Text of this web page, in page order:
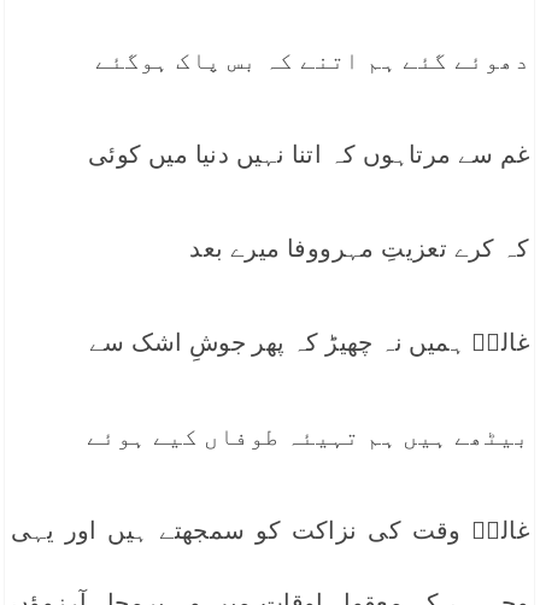
دھوئے گئے ہم اتنے کہ بس پاک ہوگئے
غم سے مرتاہوں کہ اتنا نہیں دنیا میں کوئی
کہ کرے تعزیتِ مہرووفا میرے بعد
غالبؔ ہمیں نہ چھیڑ کہ پھر جوشِ اشک سے
بیٹھے ہیں ہم تہیئہ طوفاں کیے ہوئے
غالبؔ وقت کی نزاکت کو سمجھتے ہیں اور یہی